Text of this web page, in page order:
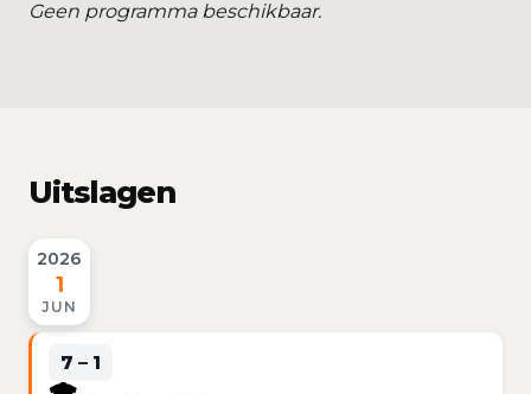
Geen programma beschikbaar.
Uitslagen
2026
1
JUN
7 – 1